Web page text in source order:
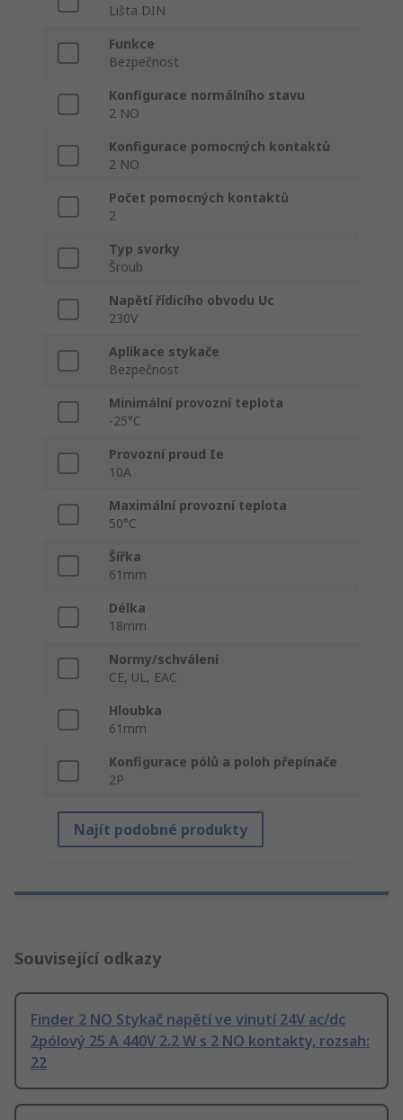
Lišta DIN
Funkce
Bezpečnost
Konfigurace normálního stavu
2 NO
Konfigurace pomocných kontaktů
2 NO
Počet pomocných kontaktů
2
Typ svorky
Šroub
Napětí řídicího obvodu Uc
230V
Aplikace stykače
Bezpečnost
Minimální provozní teplota
-25°C
Provozní proud Ie
10A
Maximální provozní teplota
50°C
Šířka
61mm
Délka
18mm
Normy/schválení
CE, UL, EAC
Hloubka
61mm
Konfigurace pólů a poloh přepínače
2P
Najít podobné produkty
Související odkazy
Finder 2 NO Stykač napětí ve vinutí 24V ac/dc
2pólový 25 A 440V 2.2 W s 2 NO kontakty, rozsah:
22